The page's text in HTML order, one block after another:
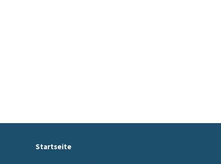
Startseite